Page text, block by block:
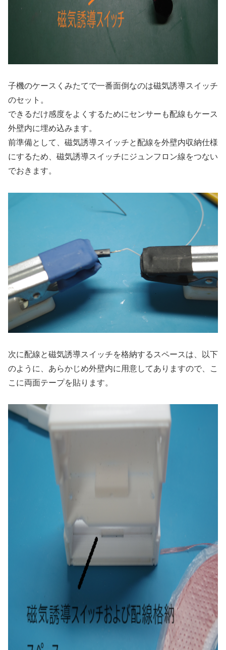
子機のケースくみたてで一番面倒なのは磁気誘導スイッチ
のセット。
できるだけ感度をよくするためにセンサーも配線もケース
外壁内に埋め込みます。
前準備として、磁気誘導スイッチと配線を外壁内収納仕様
にするため、磁気誘導スイッチにジュンフロン線をつない
でおきます。
次に配線と磁気誘導スイッチを格納するスペースは、以下
のように、あらかじめ外壁内に用意してありますので、こ
こに両面テープを貼ります。